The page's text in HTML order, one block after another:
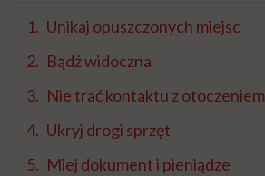
Unikaj opuszczonych miejsc
Bądź widoczna
Nie trać kontaktu z otoczeniem
Ukryj drogi sprzęt
Miej dokument i pieniądze